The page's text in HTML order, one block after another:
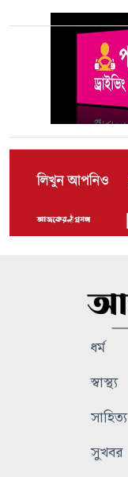
ধর্ম
স্বাস্থ্য
সাহিত্য
সুখবর